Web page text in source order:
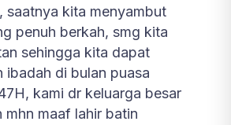
saatnya kita menyambut
penuh berkah, smg kita
sehingga kita dapat
ibadah di bulan puasa
kami dr keluarga besar
mhn maaf lahir batin